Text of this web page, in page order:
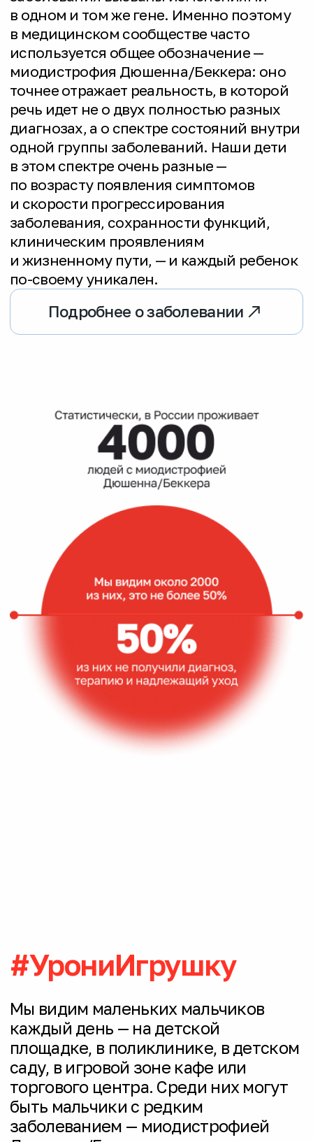
Регистр
Мы создали и масштабируем регистр
пациентов с МДД/Б: с помощью
регистра мы видим, обучаем
и поддерживаем новые семьи,
существующая или разрабатываемая
терапия, проводим исследования,
консультируем родителей,
представляем интересы наших
мальчиков при взаимодействии
с государством, индустриальными
партнерами, фондом «Круг добра»;
развиваем пациентское сообщество,
обучающие программы.
Фонд объединил сообщество семей.
Мы создали пространство, где
Телефонная линия
Запустили телефонную линию
поддержки: быстрая и доступная
помощь для родителей, которые
только столкнулись с диагнозом или
База знаний
До нас системной информации на
русском языке о МДД/Б практически
не существовало. Сегодня в
открытом доступе — более 300 часов
контента: вебинары, школы для
родителей, обучающие программы
для специалистов.
Подробнее о фонде